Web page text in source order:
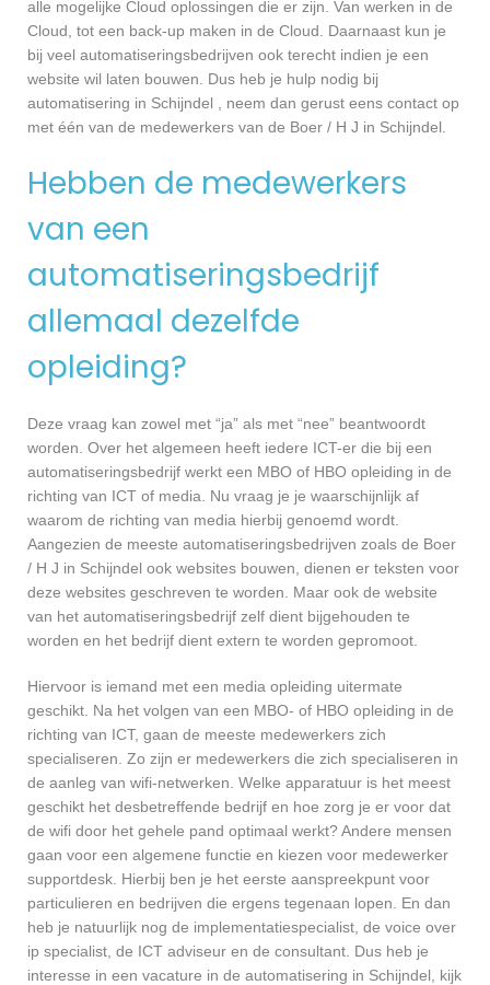
alle mogelijke Cloud oplossingen die er zijn. Van werken in de
Cloud, tot een back-up maken in de Cloud. Daarnaast kun je
bij veel automatiseringsbedrijven ook terecht indien je een
website wil laten bouwen. Dus heb je hulp nodig bij
automatisering in Schijndel , neem dan gerust eens contact op
met één van de medewerkers van de Boer / H J in Schijndel.
Hebben de medewerkers
van een
automatiseringsbedrijf
allemaal dezelfde
opleiding?
Deze vraag kan zowel met “ja” als met “nee” beantwoordt
worden. Over het algemeen heeft iedere ICT-er die bij een
automatiseringsbedrijf werkt een MBO of HBO opleiding in de
richting van ICT of media. Nu vraag je je waarschijnlijk af
waarom de richting van media hierbij genoemd wordt.
Aangezien de meeste automatiseringsbedrijven zoals de Boer
/ H J in Schijndel ook websites bouwen, dienen er teksten voor
deze websites geschreven te worden. Maar ook de website
van het automatiseringsbedrijf zelf dient bijgehouden te
worden en het bedrijf dient extern te worden gepromoot.
Hiervoor is iemand met een media opleiding uitermate
geschikt. Na het volgen van een MBO- of HBO opleiding in de
richting van ICT, gaan de meeste medewerkers zich
specialiseren. Zo zijn er medewerkers die zich specialiseren in
de aanleg van wifi-netwerken. Welke apparatuur is het meest
geschikt het desbetreffende bedrijf en hoe zorg je er voor dat
de wifi door het gehele pand optimaal werkt? Andere mensen
gaan voor een algemene functie en kiezen voor medewerker
supportdesk. Hierbij ben je het eerste aanspreekpunt voor
particulieren en bedrijven die ergens tegenaan lopen. En dan
heb je natuurlijk nog de implementatiespecialist, de voice over
ip specialist, de ICT adviseur en de consultant. Dus heb je
interesse in een vacature in de automatisering in Schijndel, kijk